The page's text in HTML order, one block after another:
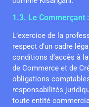
1.3. Le Commerçant
L’exercice de la
respect d’un cadre
conditions d’accès à
de Commerce et de
obligations
responsabilités
toute entité